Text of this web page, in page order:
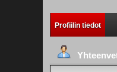
Profiilin tiedot